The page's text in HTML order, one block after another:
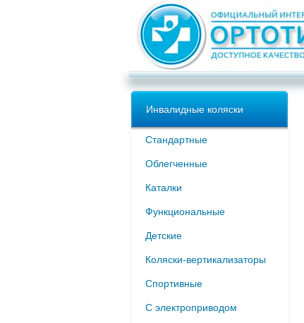
Инвалидные коляски
Стандартные
Облегченные
Каталки
Функциональные
Детские
Коляски-вертикализаторы
Спортивные
С электроприводом